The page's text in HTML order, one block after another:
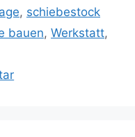
, schiebestock
bauen, Werkstatt,